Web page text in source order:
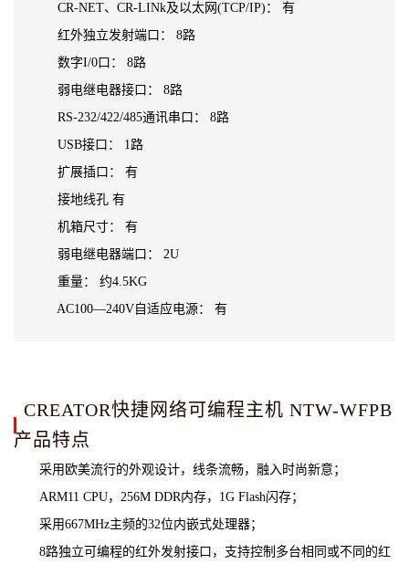
CR-NET、CR-LINk及以太网(TCP/IP)： 有
红外独立发射端口： 8路
数字I/0口： 8路
弱电继电器接口： 8路
RS-232/422/485通讯串口： 8路
USB接口： 1路
扩展插口： 有
接地线孔 有
机箱尺寸： 有
弱电继电器端口： 2U
重量： 约4.5KG
AC100—240V自适应电源： 有
CREATOR快捷网络可编程主机 NTW-WFPB
产品特点
采用欧美流行的外观设计，线条流畅，融入时尚新意；
ARM11 CPU，256M DDR内存，1G Flash闪存；
采用667MHz主频的32位内嵌式处理器；
8路独立可编程的红外发射接口，支持控制多台相同或不同的红